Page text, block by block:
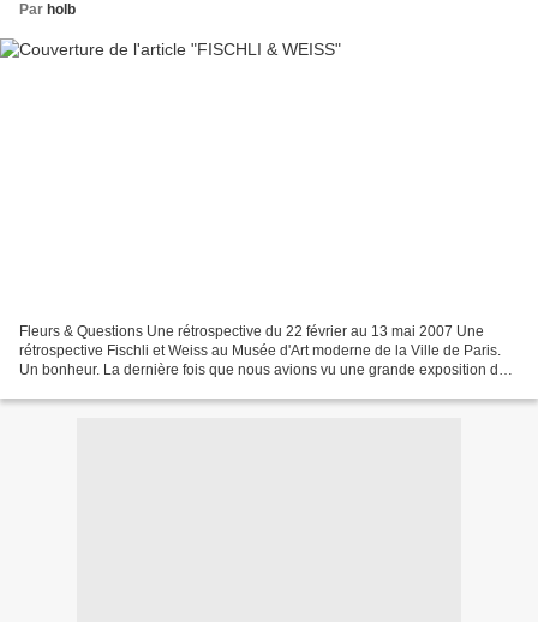
Par holb
Fleurs & Questions Une rétrospective du 22 février au 13 mai 2007 Une
rétrospective Fischli et Weiss au Musée d'Art moderne de la Ville de Paris.
Un bonheur. La dernière fois que nous avions vu une grande exposition de